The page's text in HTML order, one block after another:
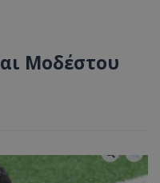
Μοδέστου